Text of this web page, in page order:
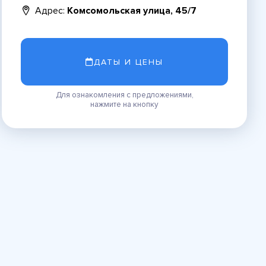
Адрес: Комсомольская улица, 45/7
ДАТЫ И ЦЕНЫ
Для ознакомления с предложениями,
нажмите на кнопку